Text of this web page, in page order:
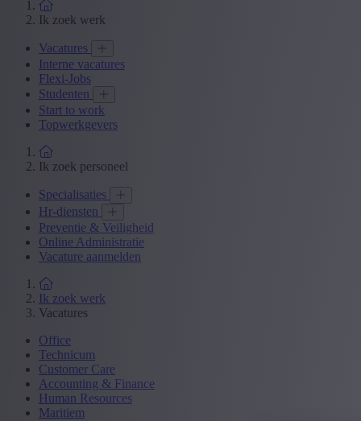
Ik zoek werk
Vacatures
Interne vacatures
Flexi-Jobs
Studenten
Start to work
Topwerkgevers
Ik zoek personeel
Specialisaties
Hr-diensten
Preventie & Veiligheid
Online Administratie
Vacature aanmelden
Ik zoek werk
Vacatures
Office
Technicum
Customer Care
Accounting & Finance
Human Resources
Maritiem